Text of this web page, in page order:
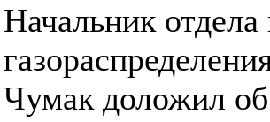
Начальник
Чумак доложил